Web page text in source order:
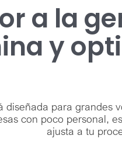
a la
y
diseñada para grandes
con poco personal,
ajusta a tu